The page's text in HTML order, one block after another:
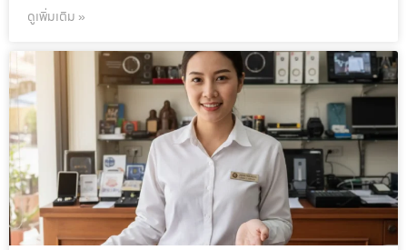
ดูเพิ่มเติม »